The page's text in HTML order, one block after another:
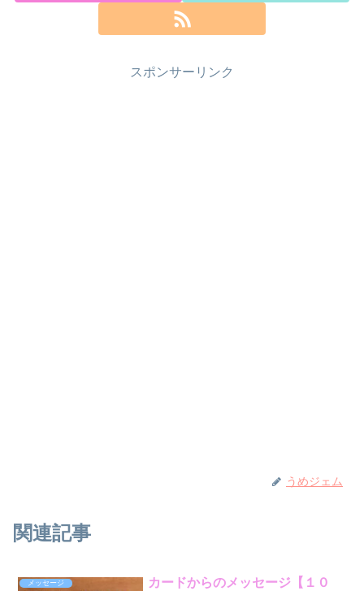
スポンサーリンク
うめジェム
関連記事
メッセージ
カードからのメッセージ【１０